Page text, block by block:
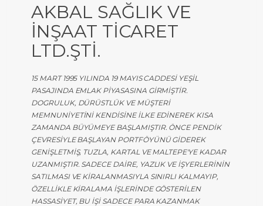
AKBAL SAĞLIK VE
İNŞAAT TİCARET
LTD.ŞTİ.
15 MART 1995 YILINDA 19 MAYIS CADDESI YEŞIL
PASAJINDA EMLAK PIYASASINA GIRMIŞTIR.
DOGRULUK, DÜRÜSTLÜK VE MÜŞTERI
MEMNUNIYETINI KENDISINE ILKE EDINEREK KISA
ZAMANDA BÜYÜMEYE BAŞLAMIŞTIR. ÖNCE PENDIK
ÇEVRESIYLE BAŞLAYAN PORTFÖYÜNÜ GIDEREK
GENIŞLETMIŞ, TUZLA, KARTAL VE MALTEPE'YE KADAR
UZANMIŞTIR. SADECE DAIRE, YAZLIK VE IŞYERLERININ
SATILMASI VE KIRALANMASIYLA SINIRLI KALMAYIP,
ÖZELLIKLE KIRALAMA IŞLERINDE GÖSTERILEN
HASSASIYET, BU IŞI SADECE PARA KAZANMAK